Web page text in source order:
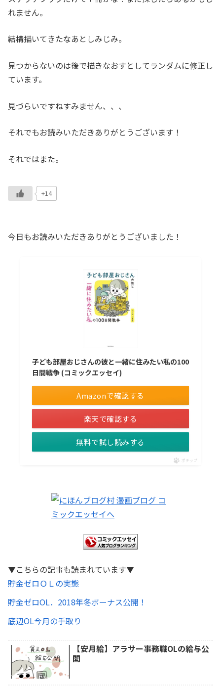
れません。
結構描いてきたなあとしみじみ。
見つからないのは後で描きなおすとしてランダムに修正し
ています。
見づらいですねすみません、、、
それでもお読みいただきありがとうございます！
それではまた。
+14
今日もお読みいただきありがとうございました！
子ども部屋おじさんの彼と一緒に住みたい私の100
日間戦争 (コミックエッセイ)
Amazonで確認する
楽天で確認する
無料で試し読みする
ポチップ
▼こちらの記事も読まれています▼
貯金ゼロＯＬの実態
貯金ゼロOL．2018年冬ボーナス公開！
底辺OL今月の手取り
【安月給】アラサー事務職OLの給与公
開